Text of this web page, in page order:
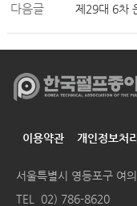
다음글 제29대 6차
이용약관 개인정보처
서울특별시 영등포구 여
TEL 02) 786-8620